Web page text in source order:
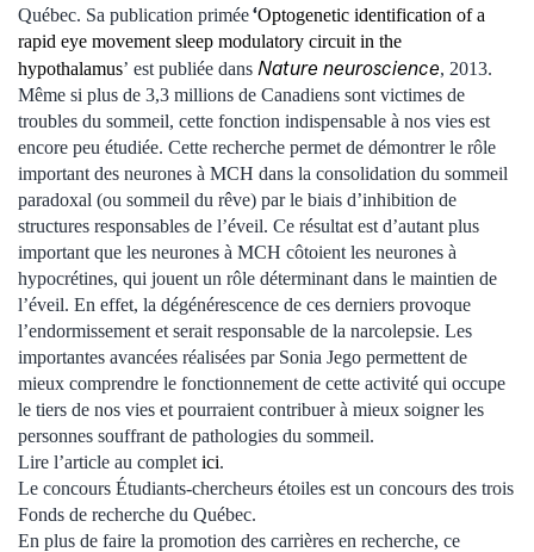
Québec. Sa publication primée‘Optogenetic identification of a
rapid eye movement sleep modulatory circuit in the
hypothalamus’ est publiée dans Nature neuroscience, 2013.
Même si plus de 3,3 millions de Canadiens sont victimes de
troubles du sommeil, cette fonction indispensable à nos vies est
encore peu étudiée. Cette recherche permet de démontrer le rôle
important des neurones à MCH dans la consolidation du sommeil
paradoxal (ou sommeil du rêve) par le biais d’inhibition de
structures responsables de l’éveil. Ce résultat est d’autant plus
important que les neurones à MCH côtoient les neurones à
hypocrétines, qui jouent un rôle déterminant dans le maintien de
l’éveil. En effet, la dégénérescence de ces derniers provoque
l’endormissement et serait responsable de la narcolepsie. Les
importantes avancées réalisées par Sonia Jego permettent de
mieux comprendre le fonctionnement de cette activité qui occupe
le tiers de nos vies et pourraient contribuer à mieux soigner les
personnes souffrant de pathologies du sommeil.
Lire l’article au complet ici.
Le concours Étudiants-chercheurs étoiles est un concours des trois
Fonds de recherche du Québec.
En plus de faire la promotion des carrières en recherche, ce